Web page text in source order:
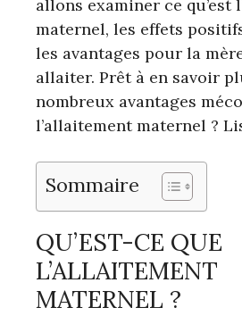
allons examiner ce qu’est
maternel, les effets
les avantages pour la
allaiter. Prêt à en savoir
nombreux avantages
l’allaitement maternel ?
Sommaire
QU’EST-CE QUE
L’ALLAITEMENT
MATERNEL ?